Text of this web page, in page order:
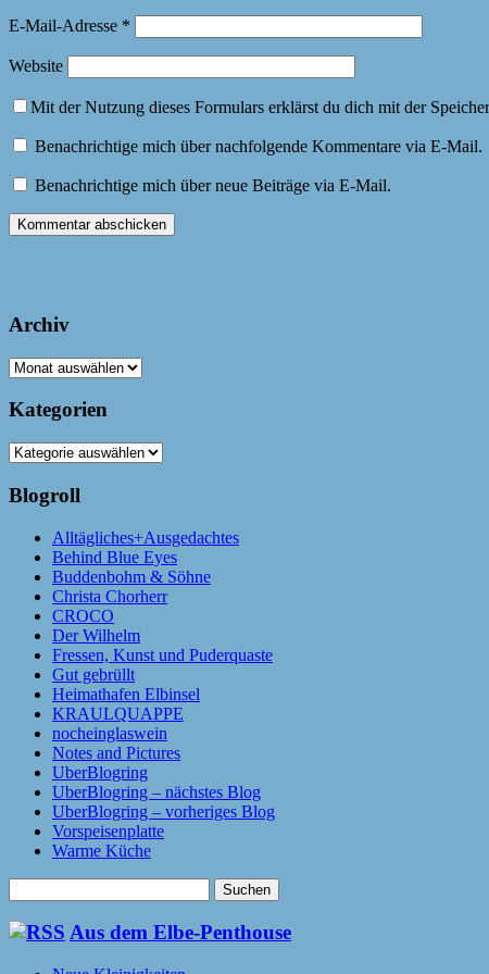
E-Mail-Adresse *
Website
Mit der Nutzung dieses Formulars erklärst du dich mit der
Benachrichtige mich über nachfolgende Kommentare via E-Mail.
Benachrichtige mich über neue Beiträge via E-Mail.
Archiv
Archiv
Kategorien
Kategorien
Blogroll
Alltägliches+Ausgedachtes
Behind Blue Eyes
Buddenbohm & Söhne
Christa Chorherr
CROCO
Der Wilhelm
Fressen, Kunst und Puderquaste
Gut gebrüllt
Heimathafen Elbinsel
KRAULQUAPPE
nocheinglaswein
Notes and Pictures
UberBlogring
UberBlogring – nächstes Blog
UberBlogring – vorheriges Blog
Vorspeisenplatte
Warme Küche
nach:
Aus dem Elbe-Penthouse